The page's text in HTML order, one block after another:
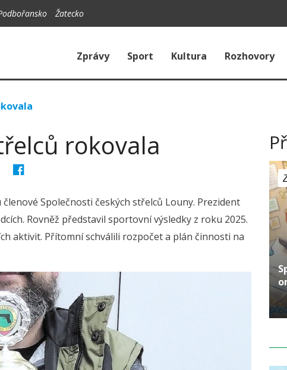
Žatecko
Zprávy Sport Kultura Rozhovory
rokovala
Společnosti českých střelců Louny. Prezident
Rovněž představil sportovní výsledky z roku 2025.
aktivit. Přítomní schválili rozpočet a plán činnosti na